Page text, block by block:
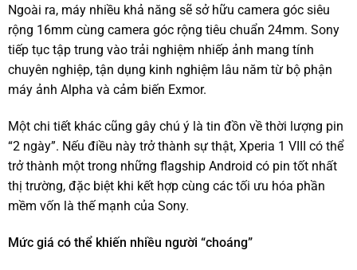
Ngoài ra, máy nhiều khả năng sẽ sở hữu camera góc siêu
rộng 16mm cùng camera góc rộng tiêu chuẩn 24mm. Sony
tiếp tục tập trung vào trải nghiệm nhiếp ảnh mang tính
chuyên nghiệp, tận dụng kinh nghiệm lâu năm từ bộ phận
máy ảnh Alpha và cảm biến Exmor.
Một chi tiết khác cũng gây chú ý là tin đồn về thời lượng pin
“2 ngày”. Nếu điều này trở thành sự thật, Xperia 1 VIII có thể
trở thành một trong những flagship Android có pin tốt nhất
thị trường, đặc biệt khi kết hợp cùng các tối ưu hóa phần
mềm vốn là thế mạnh của Sony.
Mức giá có thể khiến nhiều người “choáng”